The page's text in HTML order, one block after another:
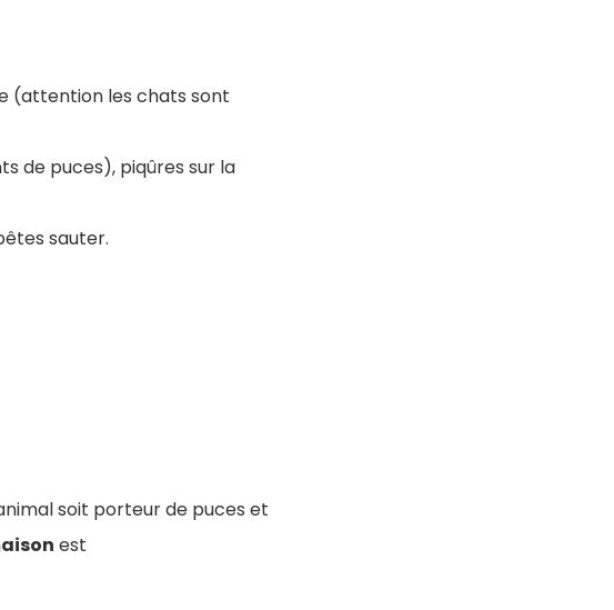
(attention les chats sont
de puces), piqûres sur la
sauter.
soit porteur de puces et
est